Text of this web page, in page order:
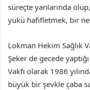
süreçte yanlarında
yükü hafifletmek, bir
Lokman Hekim Sağlık
Şeker de gecede
Vakfı olarak 1986
büyük bir şevkle çaba